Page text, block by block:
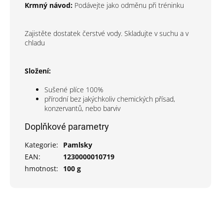
Krmný návod: Podávejte jako odměnu při tréninku
Zajistěte dostatek čerstvé vody. Skladujte v suchu a v
chladu
Složení:
Sušené plíce 100%
přírodní bez jakýchkoliv chemických přísad,
konzervantů, nebo barviv
Doplňkové parametry
Kategorie:
Pamlsky
EAN:
1230000010719
hmotnost: 100 g